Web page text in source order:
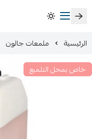
الرئيسية ملمعات جالون
خاص بمحل التلميع